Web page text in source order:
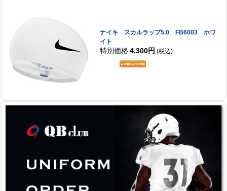
ナイキ スカルラップ5.0 FB6003 ホワ
イト
特別価格 4,300円 (税込)